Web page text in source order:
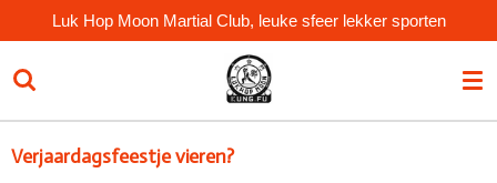
direct
naar
hoofdinhoud
Luk Hop Moon Martial Club, leuke sfeer lekker sporten
Verjaardagsfeestje vieren?